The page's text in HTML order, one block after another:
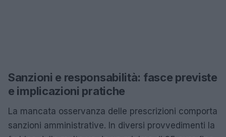
Sanzioni e responsabilità: fasce previste
e implicazioni pratiche
La mancata osservanza delle prescrizioni comporta
sanzioni amministrative. In diversi provvedimenti la